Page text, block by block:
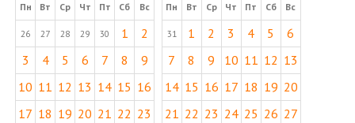
Пн Вт Ср Чт Пт Сб Вс
26 27 28 29 30 1
2
3
4 5 6 7 8
9
10 11 12 13 14 15 16
17 18 19 20 21 22 23
Пн Вт Ср Чт Пт Сб Вс
31 1 2 3 4 5
6
7
8 9 10 11 12 13
14 15 16 17 18 19 20
21 22 23 24 25 26 27